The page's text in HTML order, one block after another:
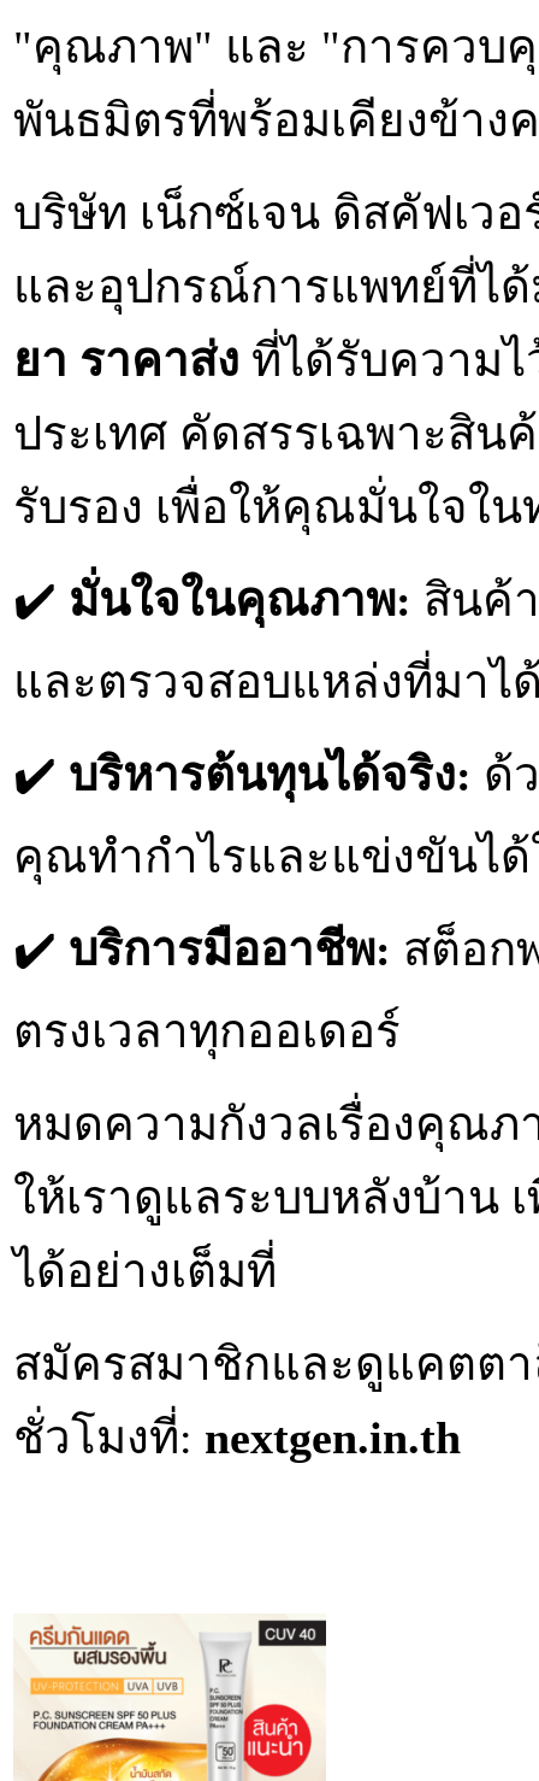
"คุณภาพ" และ "การควบ
พันธมิตรที่พร้อมเคียงข้าง
บริษัท เน็กซ์เจน ดิสคัฟเว
และอุปกรณ์การแพทย์ที่ไ
ยา ราคาส่ง ที่ได้รับความไ
ประเทศ คัดสรรเฉพาะสิ
รับรอง เพื่อให้คุณมั่นใจใ
✔️ มั่นใจในคุณภาพ: สินค้
และตรวจสอบแหล่งที่มาไ
✔️ บริหารต้นทุนได้จริง: ด้
คุณทำกำไรและแข่งขันไ
✔️ บริการมืออาชีพ: สต็อก
ตรงเวลาทุกออเดอร์
หมดความกังวลเรื่องคุณ
ให้เราดูแลระบบหลังบ้าน
ได้อย่างเต็มที่
สมัครสมาชิกและดูแคตต
ชั่วโมงที่: nextgen.in.th